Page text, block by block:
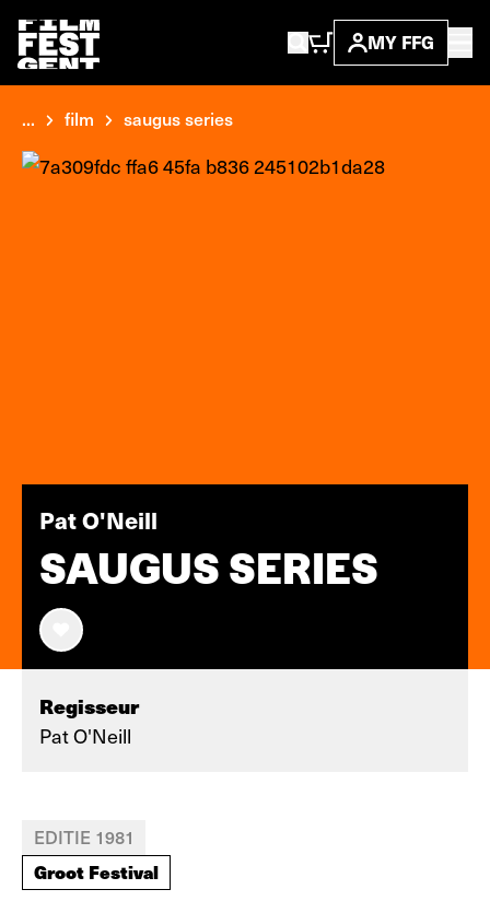
MY FFG
... film saugus series
Pat O'Neill
SAUGUS SERIES
Regisseur
Pat O'Neill
EDITIE 1981
Groot Festival